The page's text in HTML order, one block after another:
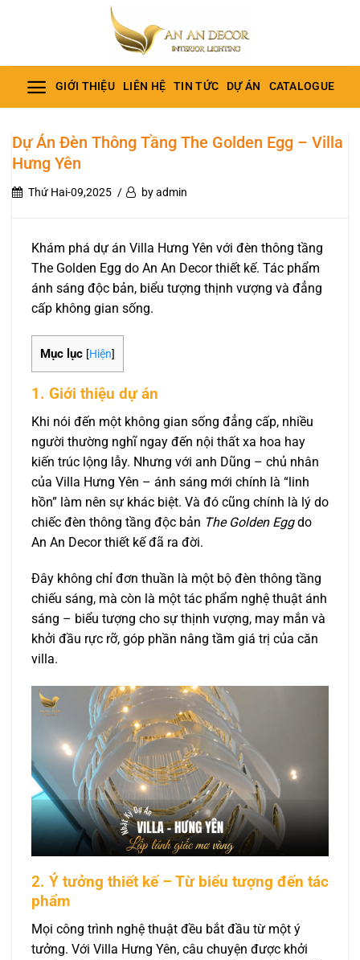
dung
GIỚI THIỆU LIÊN HỆ TIN TỨC DỰ ÁN CATALOGUE
Dự Án Đèn Thông Tầng The Golden Egg – Villa
Hưng Yên
Thứ Hai-09,2025 by admin
Khám phá dự án Villa Hưng Yên với đèn thông tầng
The Golden Egg do An An Decor thiết kế. Tác phẩm
ánh sáng độc bản, biểu tượng thịnh vượng và đẳng
cấp không gian sống.
Mục lục [Hiện]
1. Giới thiệu dự án
Khi nói đến một không gian sống đẳng cấp, nhiều
người thường nghĩ ngay đến nội thất xa hoa hay
kiến trúc lộng lẫy. Nhưng với anh Dũng – chủ nhân
của Villa Hưng Yên – ánh sáng mới chính là “linh
hồn” làm nên sự khác biệt. Và đó cũng chính là lý do
chiếc đèn thông tầng độc bản The Golden Eggdo
An An Decor thiết kế đã ra đời.
Đây không chỉ đơn thuần là một bộ đèn thông tầng
chiếu sáng, mà còn là một tác phẩm nghệ thuật ánh
sáng – biểu tượng cho sự thịnh vượng, may mắn và
khởi đầu rực rỡ, góp phần nâng tầm giá trị của căn
villa.
2. Ý tưởng thiết kế – Từ biểu tượng đến tác
phẩm
Mọi công trình nghệ thuật đều bắt đầu từ một ý
tưởng. Với Villa Hưng Yên, câu chuyện được khởi